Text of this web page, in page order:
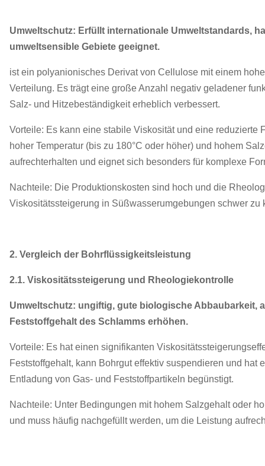
Umweltschutz: Erfüllt internationale Umweltstandards,
umweltsensible Gebiete geeignet.
ist ein polyanionisches Derivat von Cellulose mit einem
Verteilung. Es trägt eine große Anzahl negativ geladener
Salz- und Hitzebeständigkeit erheblich verbessert.
Vorteile: Es kann eine stabile Viskosität und eine reduzierte
hoher Temperatur (bis zu 180°C oder höher) und hohem
aufrechterhalten und eignet sich besonders für komplexe
Nachteile: Die Produktionskosten sind hoch und die
Viskositätssteigerung in Süßwasserumgebungen schwer zu
2. Vergleich der Bohrflüssigkeitsleistung
2.1. Viskositätssteigerung und Rheologiekontrolle
Umweltschutz: ungiftig, gute biologische Abbaubarkeit,
Feststoffgehalt des Schlamms erhöhen.
Vorteile: Es hat einen signifikanten
Feststoffgehalt, kann Bohrgut effektiv suspendieren und
Entladung von Gas- und Feststoffpartikeln begünstigt.
Nachteile: Unter Bedingungen mit hohem Salzgehalt oder
und muss häufig nachgefüllt werden, um die Leistung